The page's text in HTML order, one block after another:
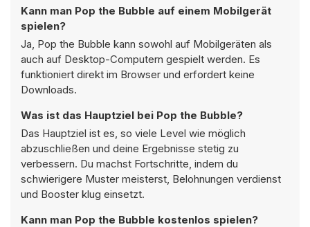
Kann man Pop the Bubble auf einem Mobilgerät
spielen?
Ja, Pop the Bubble kann sowohl auf Mobilgeräten als
auch auf Desktop-Computern gespielt werden. Es
funktioniert direkt im Browser und erfordert keine
Downloads.
Was ist das Hauptziel bei Pop the Bubble?
Das Hauptziel ist es, so viele Level wie möglich
abzuschließen und deine Ergebnisse stetig zu
verbessern. Du machst Fortschritte, indem du
schwierigere Muster meisterst, Belohnungen verdienst
und Booster klug einsetzt.
Kann man Pop the Bubble kostenlos spielen?